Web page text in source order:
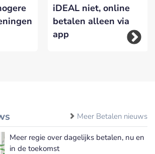
iDEAL niet, online
betalen alleen via
app
Meer Betalen nieuws
Meer regie over dagelijks betalen, nu en
in de toekomst